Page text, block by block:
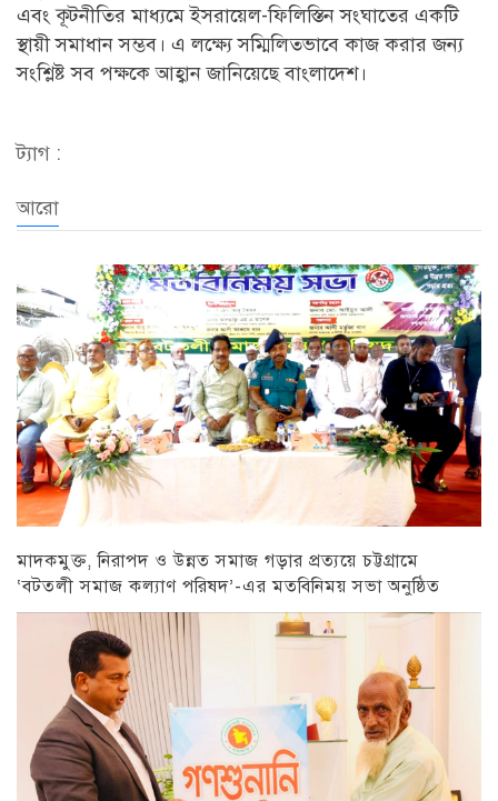
এবং কূটনীতির মাধ্যমে ইসরায়েল-ফিলিস্তিন সংঘাতের একটি
স্থায়ী সমাধান সম্ভব। এ লক্ষ্যে সম্মিলিতভাবে কাজ করার জন্য
সংশ্লিষ্ট সব পক্ষকে আহ্বান জানিয়েছে বাংলাদেশ।
ট্যাগ :
আরো
মাদকমুক্ত, নিরাপদ ও উন্নত সমাজ গড়ার প্রত্যয়ে চট্টগ্রামে
‘বটতলী সমাজ কল্যাণ পরিষদ’-এর মতবিনিময় সভা অনুষ্ঠিত
চট্টগ্রাম